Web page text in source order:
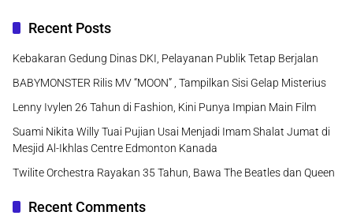
Recent Posts
Kebakaran Gedung Dinas DKI, Pelayanan Publik Tetap Berjalan
BABYMONSTER Rilis MV “MOON” , Tampilkan Sisi Gelap Misterius
Lenny Ivylen 26 Tahun di Fashion, Kini Punya Impian Main Film
Suami Nikita Willy Tuai Pujian Usai Menjadi Imam Shalat Jumat di
Mesjid Al-Ikhlas Centre Edmonton Kanada
Twilite Orchestra Rayakan 35 Tahun, Bawa The Beatles dan Queen
Recent Comments